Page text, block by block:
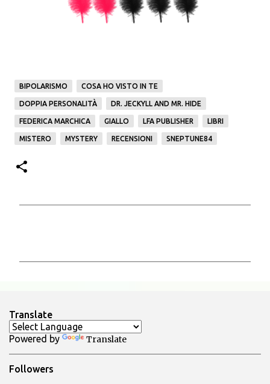
BIPOLARISMO COSA HO VISTO IN TE
DOPPIA PERSONALITÀ DR. JECKYLL AND MR. HIDE
FEDERICA MARCHICA GIALLO LFA PUBLISHER LIBRI
MISTERO MYSTERY RECENSIONI SNEPTUNE84
t
i
Translate
Powered by Translate
Followers